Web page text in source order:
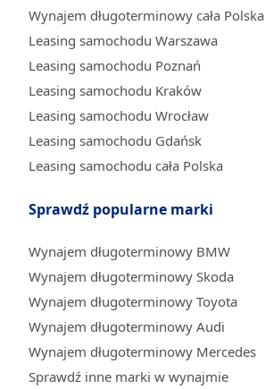
Wynajem długoterminowy cała Polska
Leasing samochodu Warszawa
Leasing samochodu Poznań
Leasing samochodu Kraków
Leasing samochodu Wrocław
Leasing samochodu Gdańsk
Leasing samochodu cała Polska
Sprawdź popularne marki
Wynajem długoterminowy BMW
Wynajem długoterminowy Skoda
Wynajem długoterminowy Toyota
Wynajem długoterminowy Audi
Wynajem długoterminowy Mercedes
Sprawdź inne marki w wynajmie